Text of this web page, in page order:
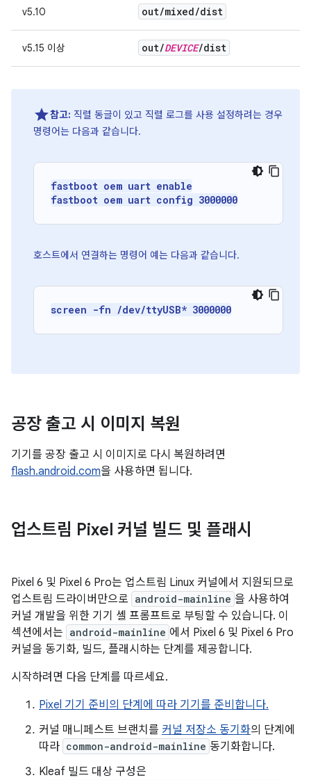
v5.10 out/mixed/dist
v5.15 이상 out/DEVICE/dist
참고: 직렬 동글이 있고 직렬 로그를 사용 설정하려는 경우
명령어는 다음과 같습니다.
fastboot oem uart enable
fastboot oem uart config 3000000
호스트에서 연결하는 명령어 예는 다음과 같습니다.
screen -fn /dev/ttyUSB* 3000000
공장 출고 시 이미지 복원
기기를 공장 출고 시 이미지로 다시 복원하려면
flash.android.com을 사용하면 됩니다.
업스트림 Pixel 커널 빌드 및 플래시
Pixel 6 및 Pixel 6 Pro는 업스트림 Linux 커널에서 지원되므로
업스트림 드라이버만으로 android-mainline 을 사용하여
커널 개발을 위한 기기 셸 프롬프트로 부팅할 수 있습니다. 이
섹션에서는 android-mainline 에서 Pixel 6 및 Pixel 6 Pro
커널을 동기화, 빌드, 플래시하는 단계를 제공합니다.
시작하려면 다음 단계를 따르세요.
Pixel 기기 준비의 단계에 따라 기기를 준비합니다.
커널 매니페스트 브랜치를 커널 저장소 동기화의 단계에
따라 common-android-mainline 동기화합니다.
Kleaf 빌드 대상 구성은